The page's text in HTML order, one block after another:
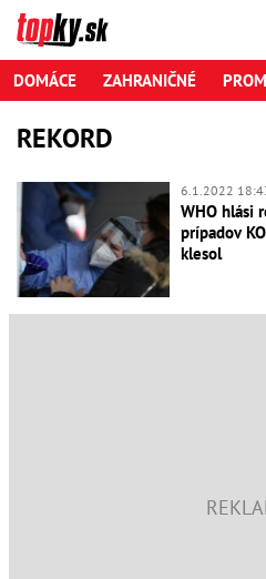
DOMÁCE ZAHRANIČNÉ
REKORD
6.1.2022
WHO hlási
prípadov
klesol